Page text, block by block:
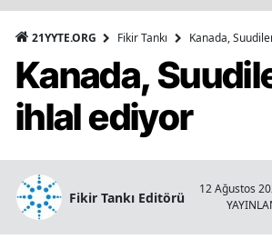
21YYTE.ORG Fikir Tankı Kanada,
Kanada,
ihlal ediyor
Fikir Tankı Editörü
12 Ağustos